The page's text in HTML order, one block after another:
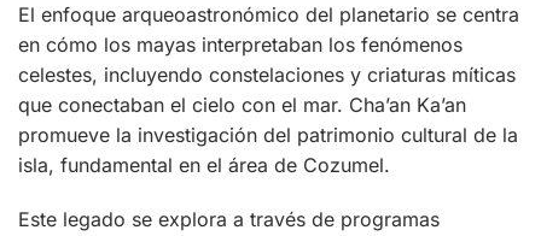
El enfoque arqueoastronómico del planetario se centra
en cómo los mayas interpretaban los fenómenos
celestes, incluyendo constelaciones y criaturas míticas
que conectaban el cielo con el mar. Cha’an Ka’an
promueve la investigación del patrimonio cultural de la
isla, fundamental en el área de Cozumel.
Este legado se explora a través de programas